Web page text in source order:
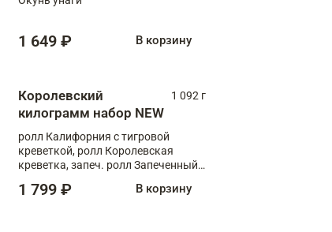
1 649 ₽ В корзину
Королевский
килограмм набор NEW
1 092 г
ролл Калифорния с тигровой
креветкой, ролл Королевская
креветка, запеч. ролл Запеченный
XL, запеч. ролл Крабик Хот
1 799 ₽ В корзину